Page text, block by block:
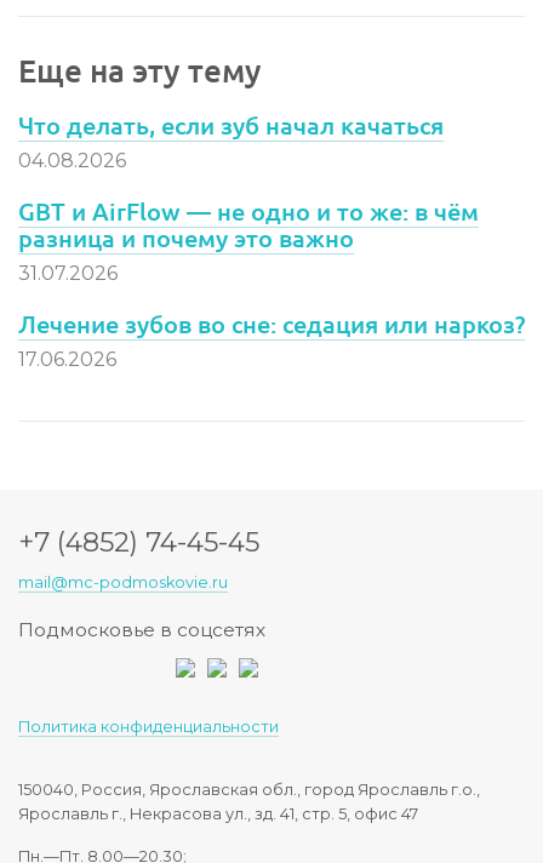
Еще на эту тему
Что делать, если зуб начал качаться
04.08.2026
GBT и AirFlow — не одно и то же: в чём
разница и почему это важно
31.07.2026
Лечение зубов во сне: седация или наркоз?
17.06.2026
+7 (4852) 74-45-45
mail@mc-podmoskovie.ru
Подмосковье в соцсетях
Политика конфиденциальности
150040, Россия, Ярославская обл., город Ярославль г.о.,
Ярославль г., Некрасова ул., зд. 41, стр. 5, офис 47
Пн.—Пт. 8.00—20.30;